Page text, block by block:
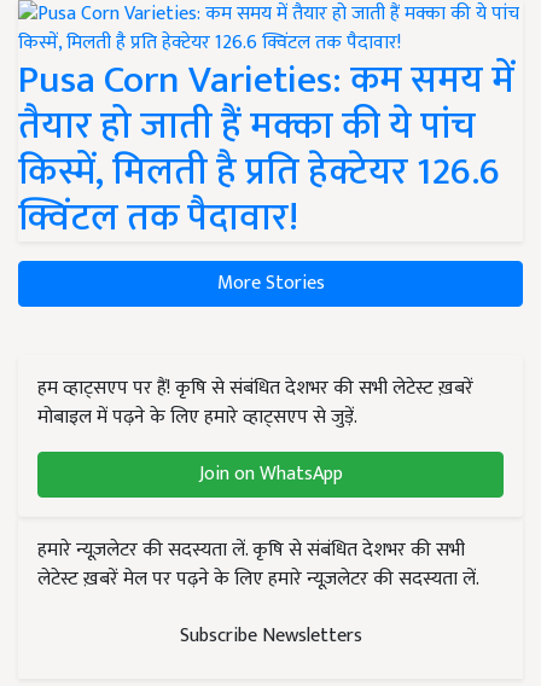
Pusa Corn Varieties: कम समय में
तैयार हो जाती हैं मक्का की ये पांच
किस्में, मिलती है प्रति हेक्टेयर 126.6
क्विंटल तक पैदावार!
More Stories
हम व्हाट्सएप पर हैं! कृषि से संबंधित देशभर की सभी लेटेस्ट ख़बरें
मोबाइल में पढ़ने के लिए हमारे व्हाट्सएप से जुड़ें.
Join on WhatsApp
हमारे न्यूज़लेटर की सदस्यता लें. कृषि से संबंधित देशभर की सभी
लेटेस्ट ख़बरें मेल पर पढ़ने के लिए हमारे न्यूज़लेटर की सदस्यता लें.
Subscribe Newsletters